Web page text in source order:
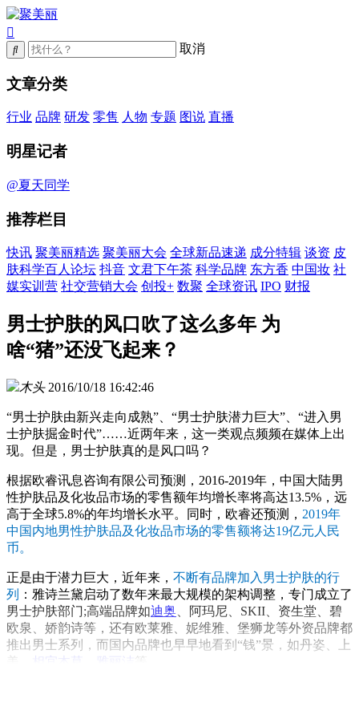
取消
文章分类
行业 品牌 研发 零售 人物 专题 图说 直播
明星记者
@夏天同学
推荐栏目
快讯 聚美丽精选 聚美丽大会 全球新品速递 成分特辑 谈资 皮
肤科学百人论坛 抖音 文君下午茶 科学品牌 东方香 中国妆 社
媒实训营 社交营销大会 创投+ 数聚 全球资讯 IPO 财报
男士护肤的风口吹了这么多年 为
啥“猪”还没飞起来？
木头 2016/10/18 16:42:46
“男士护肤由新兴走向成熟”、“男士护肤潜力巨大”、“进入男
士护肤掘金时代”……近两年来，这一类观点频频在媒体上出
现。但是，男士护肤真的是风口吗？
根据欧睿讯息咨询有限公司预测，2016-2019年，中国大陆男
性护肤品及化妆品市场的零售额年均增长率将高达13.5%，远
高于全球5.8%的年均增长水平。同时，欧睿还预测， 2019年
中国内地男性护肤品及化妆品市场的零售额将达19亿元人民
币。
正是由于潜力巨大，近年来， 不断有品牌加入男士护肤的行
列
：雅诗兰黛启动了数年来最大规模的架构调整，专门成立了
男士护肤部门;高端品牌如迪奥 、阿玛尼、SKII、资生堂、碧
欧泉、娇韵诗等，还有欧莱雅、妮维雅、堡狮龙等外资品牌都
推出男士系列，而国内品牌也早早地看到“钱”景，如丹姿、上
相宜本草 雅丽洁 等。